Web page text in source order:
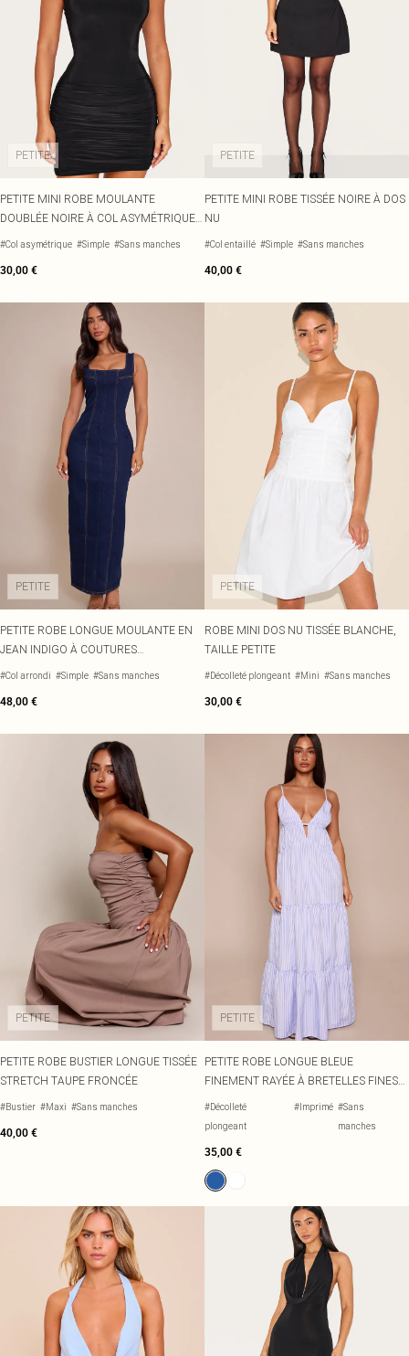
PETITE
PETITE MINI ROBE MOULANTE
DOUBLÉE NOIRE À COL ASYMÉTRIQUE
ET DÉTAIL TORSADÉ
#Col asymétrique #Simple #Sans manches
30,00 €
PETITE
PETITE MINI ROBE TISSÉE NOIRE À DOS
NU
#Col entaillé #Simple #Sans manches
40,00 €
PETITE
PETITE ROBE LONGUE MOULANTE EN
JEAN INDIGO À COUTURES
CONTRASTANTES
#Col arrondi #Simple #Sans manches
48,00 €
PETITE
ROBE MINI DOS NU TISSÉE BLANCHE,
TAILLE PETITE
#Décolleté plongeant #Mini #Sans manches
30,00 €
PETITE
PETITE ROBE BUSTIER LONGUE TISSÉE
STRETCH TAUPE FRONCÉE
#Bustier #Maxi #Sans manches
40,00 €
PETITE
PETITE ROBE LONGUE BLEUE
FINEMENT RAYÉE À BRETELLES FINES
ET ÉTAGES
#Décolleté
plongeant
#Imprimé #Sans
manches
35,00 €